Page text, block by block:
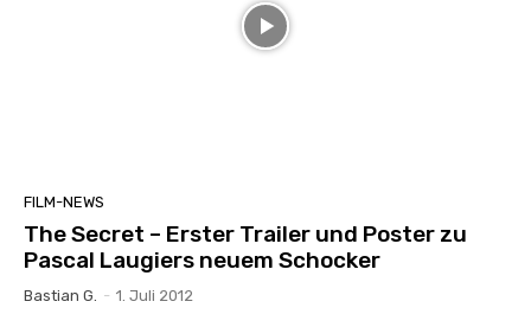
FILM-NEWS
The Secret – Erster Trailer und Poster zu
Pascal Laugiers neuem Schocker
Bastian G. - 1. Juli 2012